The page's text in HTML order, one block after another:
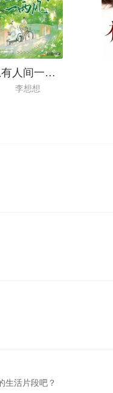
总有人间一两风
李想想
生活片段吧？